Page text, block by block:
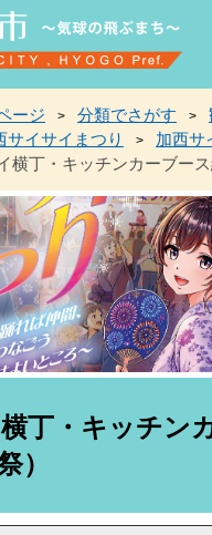
ージ > 分類でさがす >
サイサイまつり > 加西サ
横丁・キッチンカーブース
丁・キッチン
）